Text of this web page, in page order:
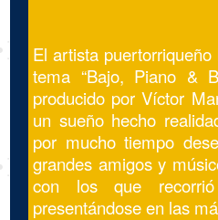
El artista
tema “Bajo, Piano &
producido por Víctor
un sueño hecho
por mucho tiempo
grandes amigos y
con los que
presentándose en las